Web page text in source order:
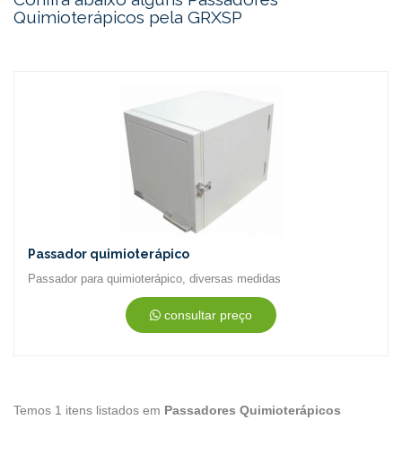
Quimioterápicos pela GRXSP
Passador quimioterápico
Passador para quimioterápico, diversas medidas
consultar preço
Temos 1 itens listados em Passadores Quimioterápicos